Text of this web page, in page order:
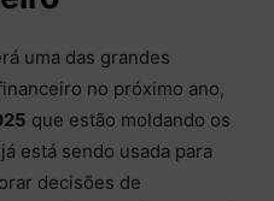
uma das grandes
no próximo ano,
que estão moldando os
está sendo usada para
decisões de